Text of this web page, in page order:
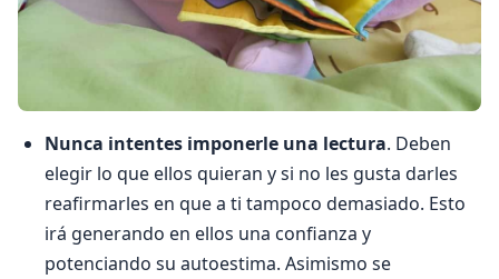
Nunca intentes imponerle una lectura. Deben
elegir lo que ellos quieran y si no les gusta darles
reafirmarles en que a ti tampoco demasiado. Esto
irá generando en ellos una confianza y
potenciando su autoestima. Asimismo se